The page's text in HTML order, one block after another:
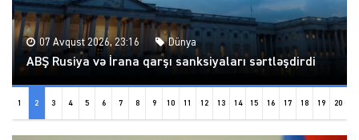
07 Avqust 2026, 23:16 Dünya
ABŞ Rusiya və İrana qarşı sanksiyaları sərtləşdirdi
1 2 3 4 5 6 7 8 9 10 11 12 13 14 15 16 17 18 19 20